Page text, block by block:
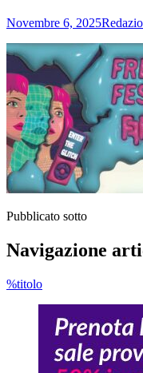
Novembre 6, 2025
Pubblicato sotto
Navigazione
%titolo